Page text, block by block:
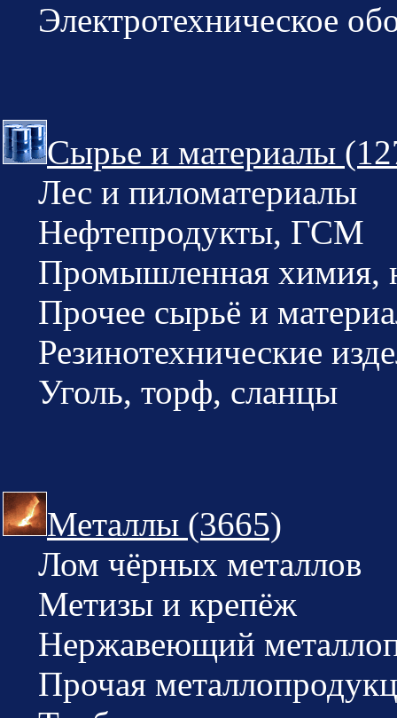
Электротехническое
Сырье и материалы
Лес и пиломатериалы
Нефтепродукты, ГСМ
Промышленная химия,
Прочее сырьё и
Резинотехнические
Уголь, торф, сланцы
Металлы (3665)
Лом чёрных металлов
Метизы и крепёж
Нержавеющий
Прочая